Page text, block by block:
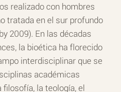
realizado con hombres
tratada en el sur profundo
2009). En las décadas
la bioética ha florecido
interdisciplinar que se
académicas
la teología, el